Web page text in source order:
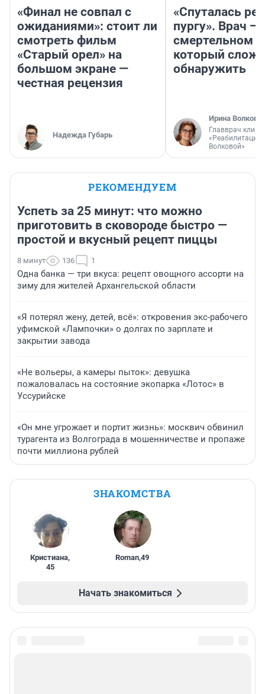
«Финал не совпал с
ожиданиями»: стоит ли
смотреть фильм
«Старый орел» на
большом экране —
честная рецензия
Надежда Губарь
«Спуталась
пургу». Врач —
смертельном
который
обнаружить
Ирина Волкова
Главврач
«Реабилитация
Волковой»
РЕКОМЕНДУЕМ
Успеть за 25 минут: что можно
приготовить в сковороде быстро —
простой и вкусный рецепт пиццы
8 минут 136 1
Одна банка — три вкуса: рецепт овощного ассорти на
зиму для жителей Архангельской области
«Я потерял жену, детей, всё»: откровения экс-рабочего
уфимской «Лампочки» о долгах по зарплате и
закрытии завода
«Не вольеры, а камеры пыток»: девушка
пожаловалась на состояние экопарка «Лотос» в
Уссурийске
«Он мне угрожает и портит жизнь»: москвич обвинил
турагента из Волгограда в мошенничестве и пропаже
почти миллиона рублей
ЗНАКОМСТВА
Кристиана,
45
Roman,49
Начать знакомиться